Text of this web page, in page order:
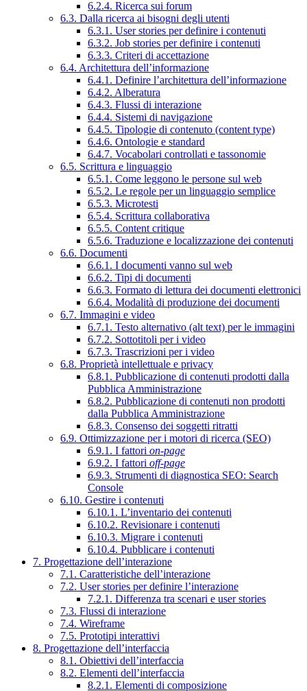
6.2.4. Ricerca sui forum
6.3. Dalla ricerca ai bisogni degli utenti
6.3.1. User stories per definire i contenuti
6.3.2. Job stories per definire i contenuti
6.3.3. Criteri di accettazione
6.4. Architettura dell’informazione
6.4.1. Definire l’architettura dell’informazione
6.4.2. Alberatura
6.4.3. Flussi di interazione
6.4.4. Sistemi di navigazione
6.4.5. Tipologie di contenuto (content type)
6.4.6. Ontologie e standard
6.4.7. Vocabolari controllati e tassonomie
6.5. Scrittura e linguaggio
6.5.1. Come leggono le persone sul web
6.5.2. Le regole per un linguaggio semplice
6.5.3. Microtesti
6.5.4. Scrittura collaborativa
6.5.5. Content critique
6.5.6. Traduzione e localizzazione dei contenuti
6.6. Documenti
6.6.1. I documenti vanno sul web
6.6.2. Tipi di documenti
6.6.3. Formato di lettura dei documenti elettronici
6.6.4. Modalità di produzione dei documenti
6.7. Immagini e video
6.7.1. Testo alternativo (alt text) per le immagini
6.7.2. Sottotitoli per i video
6.7.3. Trascrizioni per i video
6.8. Proprietà intellettuale e privacy
6.8.1. Pubblicazione di contenuti prodotti dalla
Pubblica Amministrazione
6.8.2. Pubblicazione di contenuti non prodotti
dalla Pubblica Amministrazione
6.8.3. Consenso dei soggetti ritratti
6.9. Ottimizzazione per i motori di ricerca (SEO)
6.9.1. I fattori on-page
6.9.2. I fattori off-page
6.9.3. Strumenti di diagnostica SEO: Search
Console
6.10. Gestire i contenuti
6.10.1. L’inventario dei contenuti
6.10.2. Revisionare i contenuti
6.10.3. Migrare i contenuti
6.10.4. Pubblicare i contenuti
7. Progettazione dell’interazione
7.1. Caratteristiche dell’interazione
7.2. User stories per definire l’interazione
7.2.1. Differenza tra scenari e user stories
7.3. Flussi di interazione
7.4. Wireframe
7.5. Prototipi interattivi
8. Progettazione dell’interfaccia
8.1. Obiettivi dell’interfaccia
8.2. Elementi dell’interfaccia
8.2.1. Elementi di composizione